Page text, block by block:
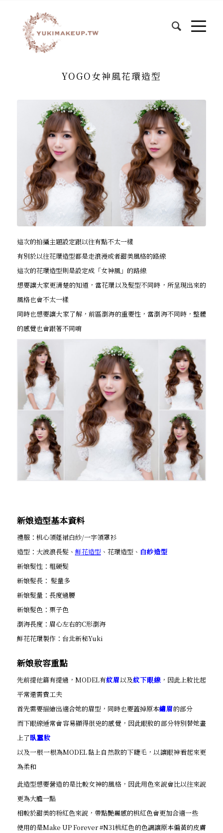
YOGO女神風花環造型
這次的拍攝主題設定跟以往有點不太一樣
有別於以往花環造型都是走浪漫或者甜美風格的路線
這次的花環造型則是設定成「女神風」的路線
想要讓大家更清楚的知道，當花環以及髮型不同時，所呈現出來的
風格也會不太一樣
同時也想要讓大家了解，前區瀏海的重要性，當瀏海不同時，整體
的感覺也會跟著不同唷
新娘造型基本資料
禮服：桃心領蓬裙白紗/一字領罩衫
造型：大波浪長髮、 鮮花造型 、花環造型、 白紗造型
新娘髮性：粗硬髮
新娘髮長： 髮量多
新娘髮量：長度過腰
新娘髮色：栗子色
瀏海長度：眉心左右的C形瀏海
鮮花花環製作：台北新秘Yuki
新娘妝容重點
先前提他篇有提過，MODEL有紋眉以及紋下眼線 ，因此上妝比起
平常還需費工夫
首先需要描繪出適合她的眉型，同時也要蓋掉原本繡眉的部分
而下眼線通常會容易顯得很兇的感覺，因此眼妝的部分特別替她畫
上了臥蠶妝
以及一根一根為MODEL黏上自然款的下睫毛，以讓眼神看起來更
為柔和
此造型想要營造的是比較女神的風格，因此用色來說會比以往來說
更為大膽一點
相較於甜美的粉紅色來說，帶點艷麗感的桃紅色會更加合適一些
使用的是Make UP Forever #N31桃紅色的色調讓原本偏黃的皮膚